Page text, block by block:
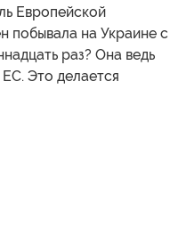
Европейской
побывала на Украине с
раз? Она ведь
Это делается